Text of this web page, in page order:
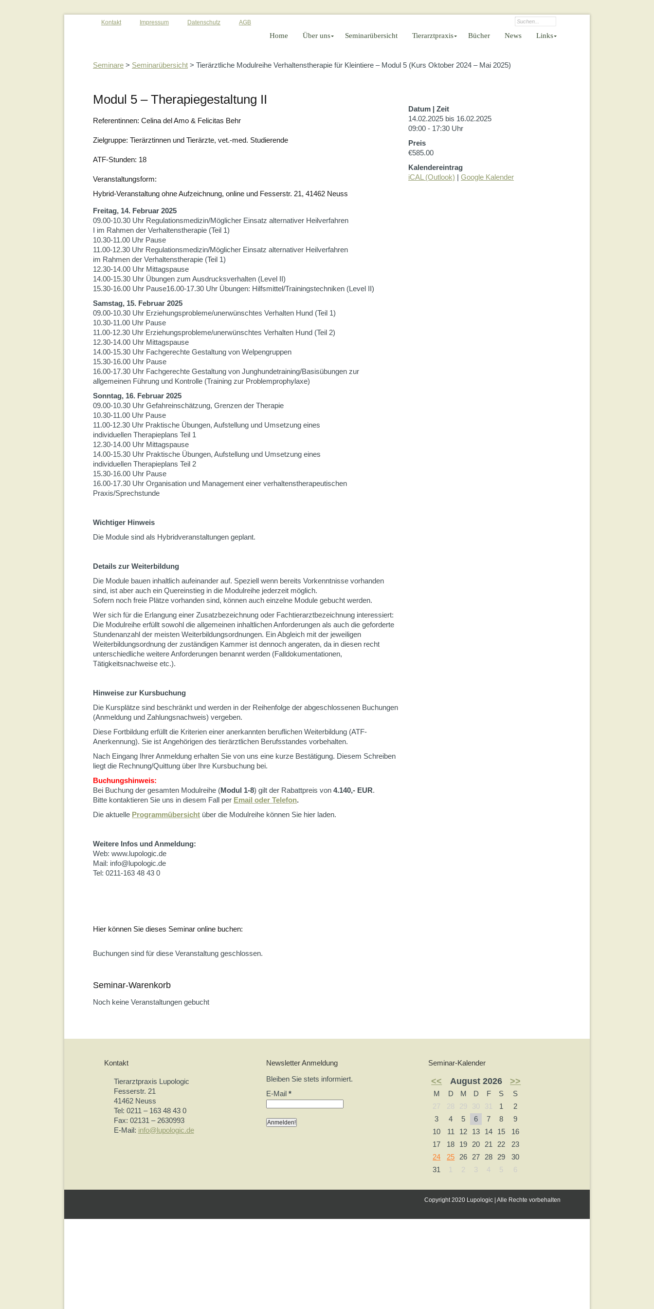
Kontakt Impressum Datenschutz AGB
Home Über uns Seminarübersicht Tierarztpraxis Bücher News Links
Seminare > Seminarübersicht > Tierärztliche Modulreihe Verhaltenstherapie für Kleintiere – Modul 5 (Kurs Oktober 2024 – Mai 2025)
Modul 5 – Therapiegestaltung II
Referentinnen: Celina del Amo & Felicitas Behr
Zielgruppe: Tierärztinnen und Tierärzte, vet.-med. Studierende
ATF-Stunden: 18
Veranstaltungsform:
Hybrid-Veranstaltung ohne Aufzeichnung, online und Fesserstr. 21, 41462 Neuss
Freitag, 14. Februar 2025
09.00-10.30 Uhr Regulationsmedizin/Möglicher Einsatz alternativer Heilverfahren
I im Rahmen der Verhaltenstherapie (Teil 1)
10.30-11.00 Uhr Pause
11.00-12.30 Uhr Regulationsmedizin/Möglicher Einsatz alternativer Heilverfahren
im Rahmen der Verhaltenstherapie (Teil 1)
12.30-14.00 Uhr Mittagspause
14.00-15.30 Uhr Übungen zum Ausdrucksverhalten (Level II)
15.30-16.00 Uhr Pause16.00-17.30 Uhr Übungen: Hilfsmittel/Trainingstechniken (Level II)
Samstag, 15. Februar 2025
09.00-10.30 Uhr Erziehungsprobleme/unerwünschtes Verhalten Hund (Teil 1)
10.30-11.00 Uhr Pause
11.00-12.30 Uhr Erziehungsprobleme/unerwünschtes Verhalten Hund (Teil 2)
12.30-14.00 Uhr Mittagspause
14.00-15.30 Uhr Fachgerechte Gestaltung von Welpengruppen
15.30-16.00 Uhr Pause
16.00-17.30 Uhr Fachgerechte Gestaltung von Junghundetraining/Basisübungen zur
allgemeinen Führung und Kontrolle (Training zur Problemprophylaxe)
Sonntag, 16. Februar 2025
09.00-10.30 Uhr Gefahreinschätzung, Grenzen der Therapie
10.30-11.00 Uhr Pause
11.00-12.30 Uhr Praktische Übungen, Aufstellung und Umsetzung eines
individuellen Therapieplans Teil 1
12.30-14.00 Uhr Mittagspause
14.00-15.30 Uhr Praktische Übungen, Aufstellung und Umsetzung eines
individuellen Therapieplans Teil 2
15.30-16.00 Uhr Pause
16.00-17.30 Uhr Organisation und Management einer verhaltenstherapeutischen
Praxis/Sprechstunde
Wichtiger Hinweis
Die Module sind als Hybridveranstaltungen geplant.
Details zur Weiterbildung
Die Module bauen inhaltlich aufeinander auf. Speziell wenn bereits Vorkenntnisse vorhanden
sind, ist aber auch ein Quereinstieg in die Modulreihe jederzeit möglich.
Sofern noch freie Plätze vorhanden sind, können auch einzelne Module gebucht werden.
Wer sich für die Erlangung einer Zusatzbezeichnung oder Fachtierarztbezeichnung interessiert:
Die Modulreihe erfüllt sowohl die allgemeinen inhaltlichen Anforderungen als auch die geforderte
Stundenanzahl der meisten Weiterbildungsordnungen. Ein Abgleich mit der jeweiligen
Weiterbildungsordnung der zuständigen Kammer ist dennoch angeraten, da in diesen recht
unterschiedliche weitere Anforderungen benannt werden (Falldokumentationen,
Tätigkeitsnachweise etc.).
Hinweise zur Kursbuchung
Die Kursplätze sind beschränkt und werden in der Reihenfolge der abgeschlossenen Buchungen
(Anmeldung und Zahlungsnachweis) vergeben.
Diese Fortbildung erfüllt die Kriterien einer anerkannten beruflichen Weiterbildung (ATF-
Anerkennung). Sie ist Angehörigen des tierärztlichen Berufsstandes vorbehalten.
Nach Eingang Ihrer Anmeldung erhalten Sie von uns eine kurze Bestätigung. Diesem Schreiben
liegt die Rechnung/Quittung über Ihre Kursbuchung bei.
Buchungshinweis:
Bei Buchung der gesamten Modulreihe (Modul 1-8) gilt der Rabattpreis von 4.140,- EUR.
Bitte kontaktieren Sie uns in diesem Fall per Email oder Telefon.
Die aktuelle Programmübersicht über die Modulreihe können Sie hier laden.
Weitere Infos und Anmeldung:
Web: www.lupologic.de
Mail: info@lupologic.de
Tel: 0211-163 48 43 0
Datum | Zeit
14.02.2025 bis 16.02.2025
09:00 - 17:30 Uhr
Preis
€585.00
Kalendereintrag
iCAL (Outlook) | Google Kalender
Hier können Sie dieses Seminar online buchen:
Buchungen sind für diese Veranstaltung geschlossen.
Seminar-Warenkorb
Noch keine Veranstaltungen gebucht
Kontakt
Tierarztpraxis Lupologic
Fesserstr. 21
41462 Neuss
Tel: 0211 – 163 48 43 0
Fax: 02131 – 2630993
E-Mail: info@lupologic.de
Newsletter Anmeldung
Bleiben Sie stets informiert.
E-Mail *
Seminar-Kalender
<< August 2026 >>
M D M D F S
S
27
28 29 30 31 1
2
3
4 5 6 7 8
9
10
11 12 13 14 15
16
17
18 19 20 21 22
23
24
25 26 27 28 29
30
31
1 2 3 4 5 6
Copyright 2020 Lupologic | Alle Rechte vorbehalten